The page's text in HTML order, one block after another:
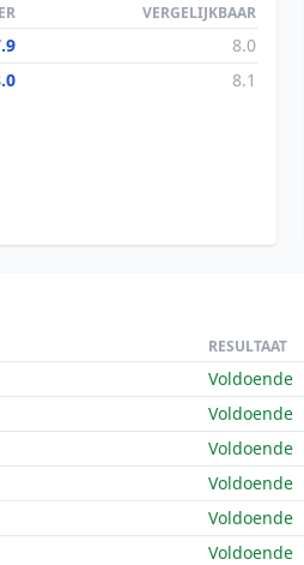
VERGELIJKBAAR
8.0
8.1
RESULTAAT
Voldoende
Voldoende
Voldoende
Voldoende
Voldoende
Voldoende